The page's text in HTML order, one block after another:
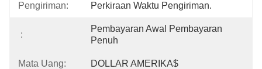
Pengiriman:
Perkiraan Waktu Pengiriman.
:
Pembayaran Awal Pembayaran
Penuh
Mata Uang: DOLLAR AMERIKA$